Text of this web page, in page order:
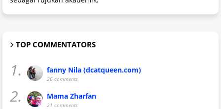
TOP COMMENTATORS
1. fanny Nila (dcatqueen.com)
26 comments
2. Mama Zharfan
21 comments